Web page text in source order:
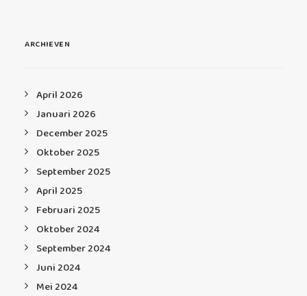
ARCHIEVEN
April 2026
Januari 2026
December 2025
Oktober 2025
September 2025
April 2025
Februari 2025
Oktober 2024
September 2024
Juni 2024
Mei 2024